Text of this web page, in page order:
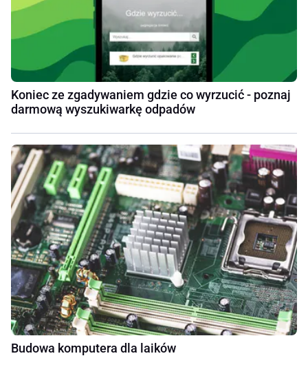
Koniec ze zgadywaniem gdzie co wyrzucić - poznaj
darmową wyszukiwarkę odpadów
Budowa komputera dla laików